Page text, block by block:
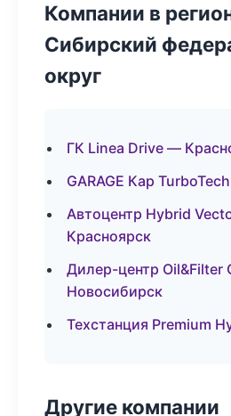
Компании в
Сибирский
округ
ГК Linea Drive —
GARAGE Кар
Автоцентр Hybrid
Красноярск
Дилер-центр
Новосибирск
Техстанция Premium
Другие компании